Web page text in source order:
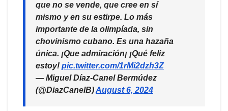
que no se vende, que cree en sí
mismo y en su estirpe. Lo más
importante de la olimpíada, sin
chovinismo cubano. Es una hazaña
única. ¡Que admiración¡ ¡Qué feliz
estoy! pic.twitter.com/1rMi2dzh3Z
— Miguel Díaz-Canel Bermúdez
(@DiazCanelB)August 6, 2024